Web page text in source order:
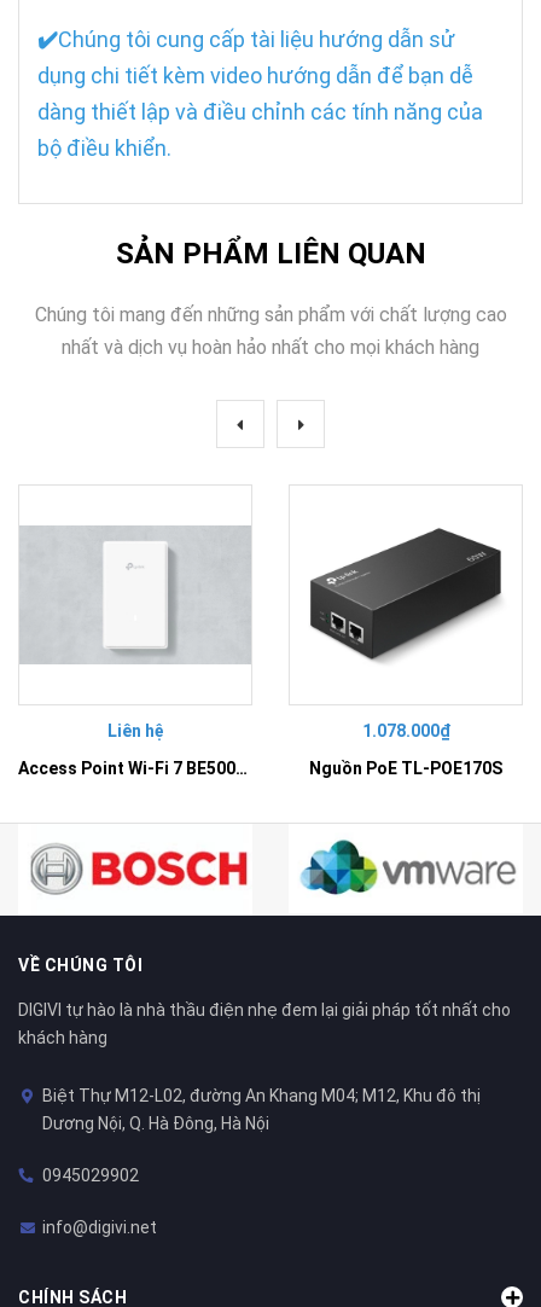
✔️Chúng tôi cung cấp tài liệu hướng dẫn sử
dụng chi tiết kèm video hướng dẫn để bạn dễ
dàng thiết lập và điều chỉnh các tính năng của
bộ điều khiển.
SẢN PHẨM LIÊN QUAN
Chúng tôi mang đến những sản phẩm với chất lượng cao
nhất và dịch vụ hoàn hảo nhất cho mọi khách hàng
Liên hệ
Access Point Wi-Fi 7 BE5000 Gắn Tường – EAP725-Wall
1.078.000₫
Nguồn PoE TL-POE170S
VỀ CHÚNG TÔI
DIGIVI tự hào là nhà thầu điện nhẹ đem lại giải pháp tốt nhất cho
khách hàng
Biệt Thự M12-L02, đường An Khang M04; M12, Khu đô thị
Dương Nội, Q. Hà Đông, Hà Nội
0945029902
info@digivi.net
CHÍNH SÁCH